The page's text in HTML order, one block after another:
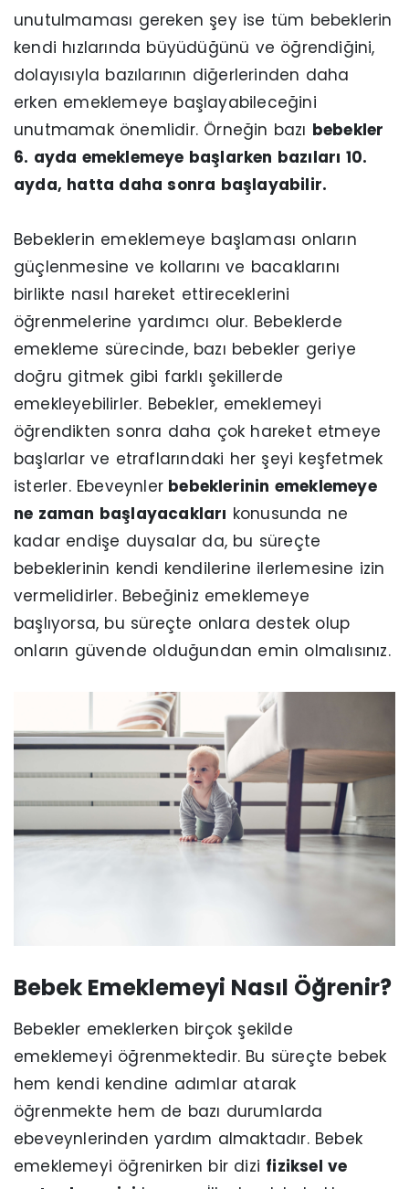
unutulmaması gereken şey ise tüm bebeklerin
kendi hızlarında büyüdüğünü ve öğrendiğini,
dolayısıyla bazılarının diğerlerinden daha
erken emeklemeye başlayabileceğini
unutmamak önemlidir. Örneğin bazı bebekler
6. ayda emeklemeye başlarken bazıları 10.
ayda, hatta daha sonra başlayabilir.
Bebeklerin emeklemeye başlaması onların
güçlenmesine ve kollarını ve bacaklarını
birlikte nasıl hareket ettireceklerini
öğrenmelerine yardımcı olur. Bebeklerde
emekleme sürecinde, bazı bebekler geriye
doğru gitmek gibi farklı şekillerde
emekleyebilirler. Bebekler, emeklemeyi
öğrendikten sonra daha çok hareket etmeye
başlarlar ve etraflarındaki her şeyi keşfetmek
isterler. Ebeveynler bebeklerinin emeklemeye
ne zaman başlayacakları konusunda ne
kadar endişe duysalar da, bu süreçte
bebeklerinin kendi kendilerine ilerlemesine izin
vermelidirler. Bebeğiniz emeklemeye
başlıyorsa, bu süreçte onlara destek olup
onların güvende olduğundan emin olmalısınız.
Bebek Emeklemeyi Nasıl Öğrenir?
Bebekler emeklerken birçok şekilde
emeklemeyi öğrenmektedir. Bu süreçte bebek
hem kendi kendine adımlar atarak
öğrenmekte hem de bazı durumlarda
ebeveynlerinden yardım almaktadır. Bebek
emeklemeyi öğrenirken bir dizi fiziksel ve